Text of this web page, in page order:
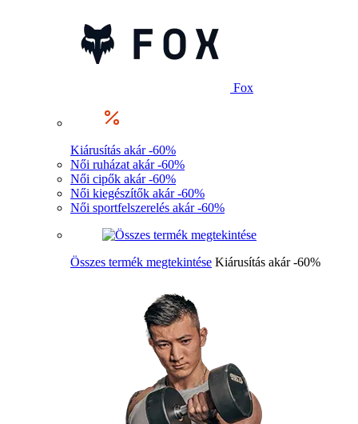
Fox
Kiárusítás akár -60%
Női ruházat akár -60%
Női cipők akár -60%
Női kiegészítők akár -60%
Női sportfelszerelés akár -60%
Összes termék megtekintése Kiárusítás akár -60%